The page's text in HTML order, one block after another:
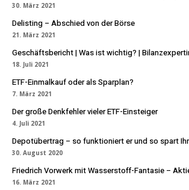
30. März 2021
Delisting – Abschied von der Börse
21. März 2021
Geschäftsbericht | Was ist wichtig? |
18. Juli 2021
ETF-Einmalkauf oder als Sparplan?
7. März 2021
Der große Denkfehler vieler ETF-Einsteiger
4. Juli 2021
Depotübertrag – so funktioniert er und so spart
30. August 2020
Friedrich Vorwerk mit Wasserstoff-Fantasie –
16. März 2021